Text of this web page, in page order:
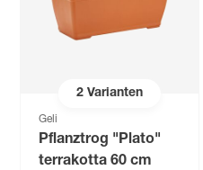
2Varianten
Geli
Pflanztrog "Plato"
terrakotta 60 cm